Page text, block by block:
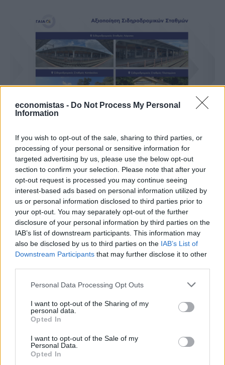
economistas - Do Not Process My Personal
Information
If you wish to opt-out of the sale, sharing to third parties, or
processing of your personal or sensitive information for
targeted advertising by us, please use the below opt-out
section to confirm your selection. Please note that after your
opt-out request is processed you may continue seeing
interest-based ads based on personal information utilized by
us or personal information disclosed to third parties prior to
your opt-out. You may separately opt-out of the further
disclosure of your personal information by third parties on the
IAB’s list of downstream participants. This information may
also be disclosed by us to third parties on the IAB’s List of
Downstream Participants that may further disclose it to other
Personal Data Processing Opt Outs
I want to opt-out of the Sharing of my
personal data.
Opted In
I want to opt-out of the Sale of my
Personal Data.
Opted In
ΓΑΙΑΟΣΕ: Πρόσκληση ενδιαφέροντος για
την αξιοποίηση των σταθμών Λάρισας,
Πλαταμώνα και Κατάκολου
Σε διαδικασία αξιοποίησης περνούν οι σιδηροδρομικοί σταθμοί
Λάρισας, Πλαταμώνα και Κατάκολου, καθώς η ΓΑΙΑΟΣΕ
δημοσίευσε τρεις προσκλήσεις εκδήλωσης μη δεσμευτικού
ενδιαφέροντος, με προθεσμία υποβολής προτάσεων έως τις 15
Οκτωβρίου 2026.
NEWSROOM / 20 Ιουλ 2026